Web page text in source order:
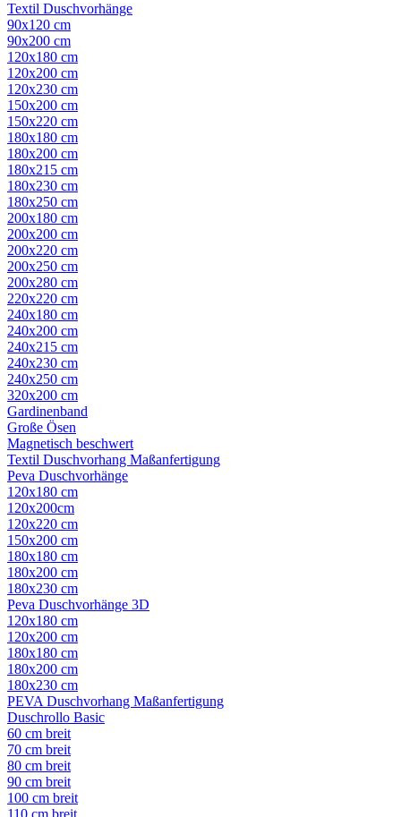
Textil Duschvorhänge
90x120 cm
90x200 cm
120x180 cm
120x200 cm
120x230 cm
150x200 cm
150x220 cm
180x180 cm
180x200 cm
180x215 cm
180x230 cm
180x250 cm
200x180 cm
200x200 cm
200x220 cm
200x250 cm
200x280 cm
220x220 cm
240x180 cm
240x200 cm
240x215 cm
240x230 cm
240x250 cm
320x200 cm
Gardinenband
Große Ösen
Magnetisch beschwert
Textil Duschvorhang Maßanfertigung
Peva Duschvorhänge
120x180 cm
120x200cm
120x220 cm
150x200 cm
180x180 cm
180x200 cm
180x230 cm
Peva Duschvorhänge 3D
120x180 cm
120x200 cm
180x180 cm
180x200 cm
180x230 cm
PEVA Duschvorhang Maßanfertigung
Duschrollo Basic
60 cm breit
70 cm breit
80 cm breit
90 cm breit
100 cm breit
110 cm breit